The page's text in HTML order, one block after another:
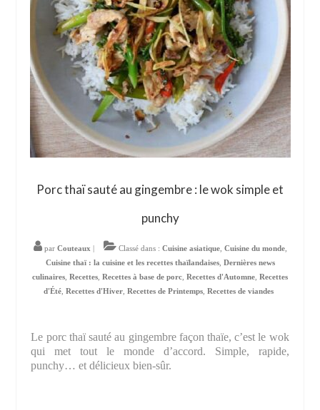
Porc thaï sauté au gingembre : le wok simple et
punchy
par Couteaux Classé dans : Cuisine asiatique, Cuisine du monde,
Cuisine thaï : la cuisine et les recettes thaïlandaises, Dernières news
culinaires Recettes Recettes à base de porc Recettes d'Automne Recettes
d'Été, Recettes d'Hiver, Recettes de Printemps, Recettes de viandes
Le porc thaï sauté au gingembre façon thaïe, c’est le wok
qui met tout le monde d’accord. Simple, rapide,
punchy… et délicieux bien-sûr.